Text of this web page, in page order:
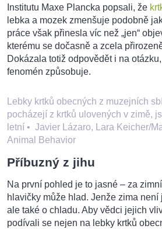
Institutu Maxe Plancka popsali, že
lebka a mozek zmenšuje podobně
práce však přinesla víc než „jen“
kterému se dočasně a zcela
Dokázala totiž odpovědět i na
fenomén způsobuje.
Lebky krtků obecných z muzejních
pocházejí z krtků ulovených v zimě,
letní • Javier Lázaro, Lara Keicher/
Animal Behavior
Příbuzný z jihu
Na první pohled je to jasné – za
hlavičky může hlad. Jenže zima
ale také o chladu. Aby vědci jejich
podívali se nejen na lebky krtků